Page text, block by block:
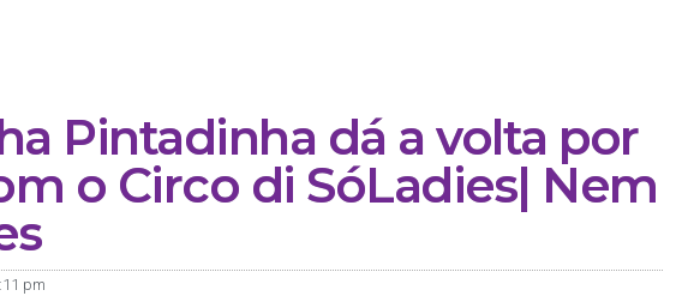
Pintadinha dá a volta por
o Circo di SóLadies| Nem
pm